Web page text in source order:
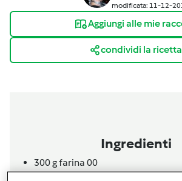
modificata: 11-12-
Aggiungi alle mie
condividi la ricetta
Ingredienti
300gfarina 00